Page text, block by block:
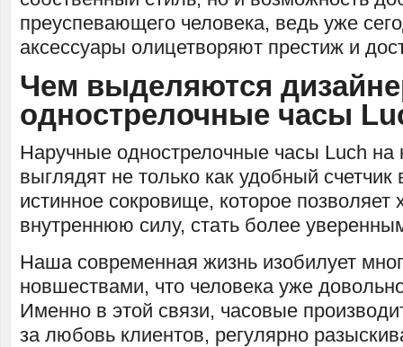
преуспевающего человека, ведь уже
аксессуары олицетворяют престиж и
Чем выделяются
однострелочные часы
Наручные однострелочные часы Luch на
выглядят не только как удобный счетчик
истинное сокровище, которое позволяет
внутреннюю силу, стать более
Наша современная жизнь изобилует
новшествами, что человека уже
Именно в этой связи, часовые
за любовь клиентов, регулярно